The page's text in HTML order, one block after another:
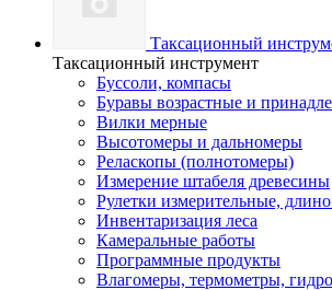
Таксационный
Таксационный инструмент
Буссоли, компасы
Буравы возрастные и
Вилки мерные
Высотомеры и дальномеры
Реласкопы (полнотомеры)
Измерение штабеля древесины
Рулетки измерительные,
Инвентаризация леса
Камеральные работы
Программные продукты
Влагомеры, термометры,